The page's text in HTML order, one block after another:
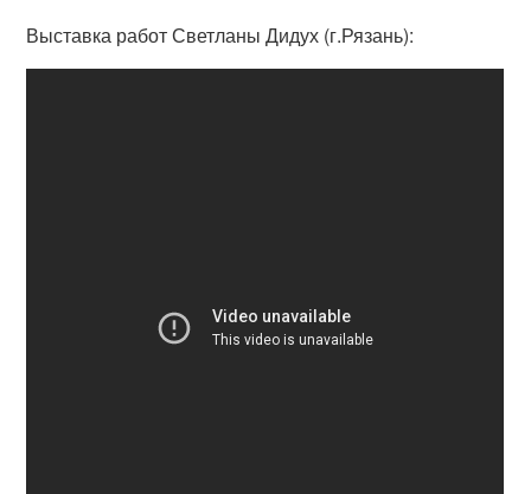
Выставка работ Светланы Дидух (г.Рязань):